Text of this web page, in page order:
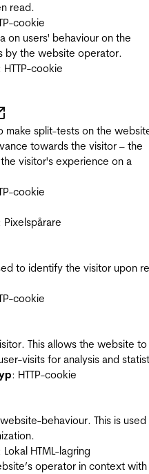
read.
cookie
on users' behaviour on the
by the website operator.
HTTP-cookie
make split-tests on the
towards the visitor – the
visitor's experience on a
cookie
Pixelspårare
to identify the visitor upon
cookie
This allows the website to
visits for analysis and
: HTTP-cookie
behaviour. This is
Lokal HTML-lagring
operator in context with